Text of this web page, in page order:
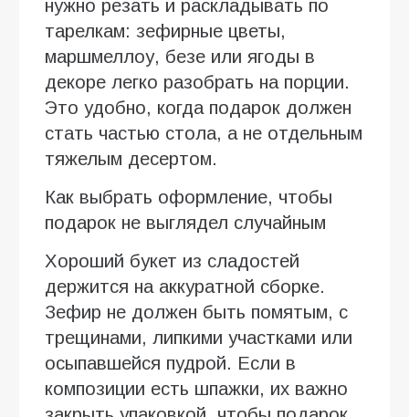
нужно резать и раскладывать по
тарелкам: зефирные цветы,
маршмеллоу, безе или ягоды в
декоре легко разобрать на порции.
Это удобно, когда подарок должен
стать частью стола, а не отдельным
тяжелым десертом.
Как выбрать оформление, чтобы
подарок не выглядел случайным
Хороший букет из сладостей
держится на аккуратной сборке.
Зефир не должен быть помятым, с
трещинами, липкими участками или
осыпавшейся пудрой. Если в
композиции есть шпажки, их важно